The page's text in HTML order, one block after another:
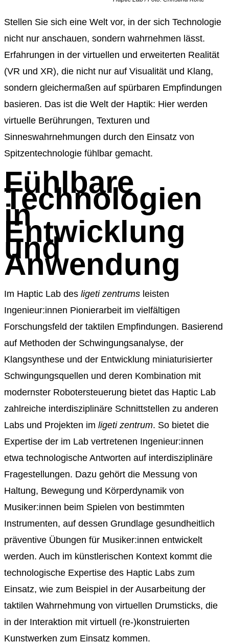
Stellen Sie sich eine Welt vor, in der sich Technologie
nicht nur anschauen, sondern wahrnehmen lässt.
Erfahrungen in der virtuellen und erweiterten Realität
(VR und XR), die nicht nur auf Visualität und Klang,
sondern gleichermaßen auf spürbaren Empfindungen
basieren. Das ist die Welt der Haptik: Hier werden
virtuelle Berührungen, Texturen und
Sinneswahrnehmungen durch den Einsatz von
Spitzentechnologie fühlbar gemacht.
Fühlbare
Technologien
in
Entwicklung
und
Anwendung
Im Haptic Lab des ligeti zentrums leisten
Ingenieur:innen Pionierarbeit im vielfältigen
Forschungsfeld der taktilen Empfindungen. Basierend
auf Methoden der Schwingungsanalyse, der
Klangsynthese und der Entwicklung miniaturisierter
Schwingungsquellen und deren Kombination mit
modernster Robotersteuerung bietet das Haptic Lab
zahlreiche interdisziplinäre Schnittstellen zu anderen
Labs und Projekten im ligeti zentrum. So bietet die
Expertise der im Lab vertretenen Ingenieur:innen
etwa technologische Antworten auf interdisziplinäre
Fragestellungen. Dazu gehört die Messung von
Haltung, Bewegung und Körperdynamik von
Musiker:innen beim Spielen von bestimmten
Instrumenten, auf dessen Grundlage gesundheitlich
präventive Übungen für Musiker:innen entwickelt
werden. Auch im künstlerischen Kontext kommt die
technologische Expertise des Haptic Labs zum
Einsatz, wie zum Beispiel in der Ausarbeitung der
taktilen Wahrnehmung von virtuellen Drumsticks, die
in der Interaktion mit virtuell (re-)konstruierten
Kunstwerken zum Einsatz kommen.